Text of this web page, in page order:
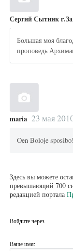
Сергий Сытник
Большая моя
проповедь
maria 23 мая
Oen Boloje sposibo!
Здесь вы можете
превышающий 700
редакцией портала
Войдите через
Ваше имя: